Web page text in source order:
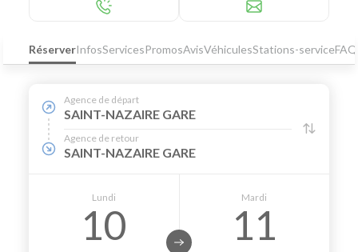
RéserverInfosServicesPromosAvisVéhiculesStations-serviceFAQ
Agence de départ
SAINT-NAZAIRE GARE
Agence de retour
SAINT-NAZAIRE GARE
Lundi
10
Mardi
11